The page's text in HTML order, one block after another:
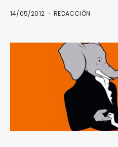
14/05/2012 REDACCIÓN